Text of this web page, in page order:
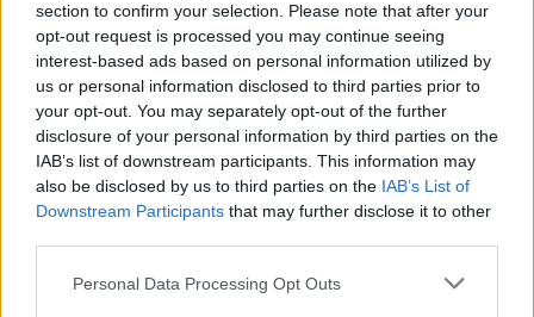
section to confirm your selection. Please note that after your
opt-out request is processed you may continue seeing
interest-based ads based on personal information utilized by
us or personal information disclosed to third parties prior to
your opt-out. You may separately opt-out of the further
disclosure of your personal information by third parties on the
IAB’s list of downstream participants. This information may
also be disclosed by us to third parties on the IAB’s List of
Downstream Participants that may further disclose it to other
Personal Data Processing Opt Outs
Altri articoli che potrebbero piacerti